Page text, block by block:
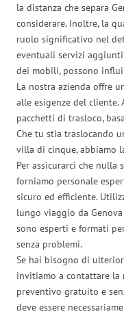
la distanza che separa
considerare. Inoltre, la
ruolo significativo nel
eventuali servizi
dei mobili, possono
La nostra azienda offre
alle esigenze del cliente.
pacchetti di trasloco,
Che tu stia traslocando
villa di cinque, abbiamo
Per assicurarci che
forniamo personale
sicuro ed efficiente.
lungo viaggio da
sono esperti e formati
senza problemi.
Se hai bisogno di
invitiamo a contattare la
preventivo gratuito e
deve essere